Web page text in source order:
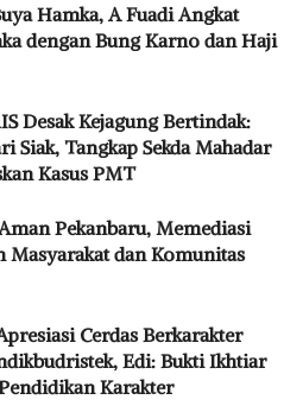
Hamka, A Fuadi Angkat
dengan Bung Karno dan Haji
Desak Kejagung Bertindak:
Siak, Tangkap Sekda Mahadar
Kasus PMT
Pekanbaru, Memediasi
Masyarakat dan Komunitas
Cerdas Berkarakter
Edi: Bukti Ikhtiar
Karakter